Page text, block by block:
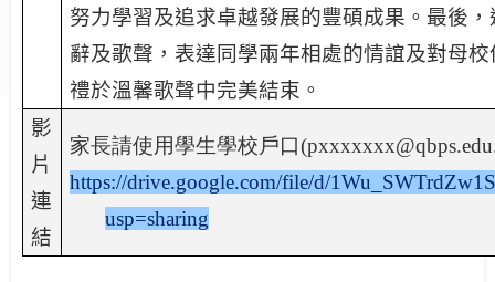
努力學習及追求卓越發展的豐碩成果。最後
辭及歌聲，表達同學兩年相處的情誼及對母
禮於溫馨歌聲中完美結束。
影
片
連
結
家長請使用學生學校戶口
https://drive.google.com/file/d/
usp=sharing